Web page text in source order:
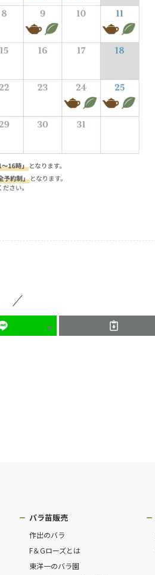
バラ苗販売
作出のバラ
F＆Gローズとは
東洋一のバラ園